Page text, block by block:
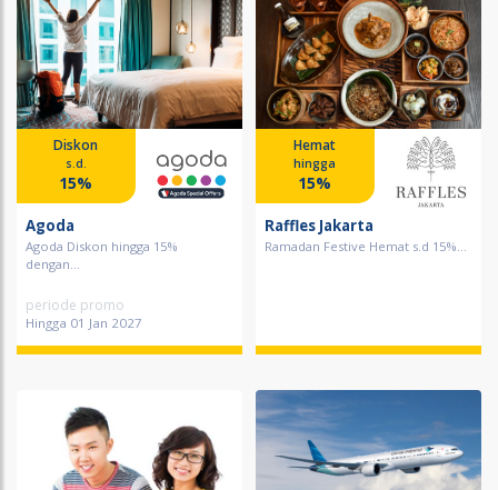
Diskon
s.d.
15%
Agoda
Agoda Diskon hingga 15%
dengan...
periode promo
Hingga 01 Jan 2027
Hemat
hingga
15%
Raffles Jakarta
Ramadan Festive Hemat s.d 15%...